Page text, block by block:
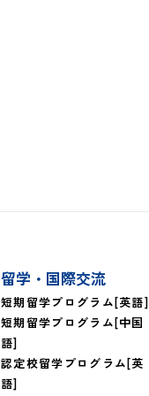
留学・国際交流
短期留学プログラム[英語]
短期留学プログラム[中国
語]
認定校留学プログラム[英
語]